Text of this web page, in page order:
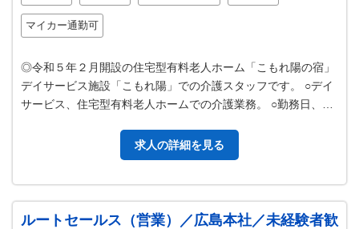
マイカー通勤可
◎令和５年２月開設の住宅型有料老人ホーム「こもれ陽の宿」
デイサービス施設「こもれ陽」での介護スタッフです。 ○デイ
サービス、住宅型有料老人ホームでの介護業務。 ○勤務日、勤
求人の詳細を見る
ルートセールス（営業）／広島本社／未経験者歓